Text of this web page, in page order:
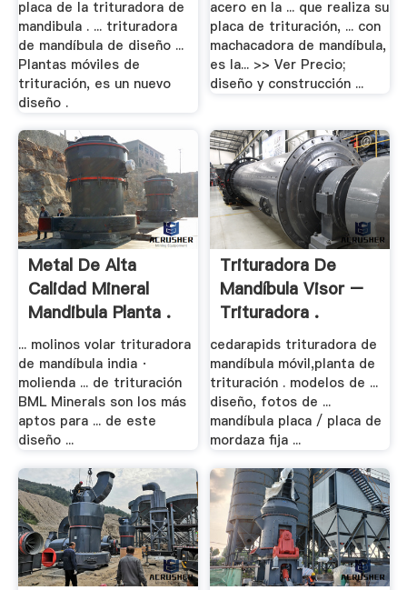
placa de la trituradora de
mandibula . ... trituradora
de mandíbula de diseño ...
Plantas móviles de
trituración, es un nuevo
diseño .
acero en la ... que realiza su
placa de trituración, ... con
machacadora de mandíbula,
es la... >> Ver Precio;
diseño y construcción ...
Metal De Alta
Calidad Mineral
Mandibula Planta .
... molinos volar trituradora
de mandíbula india ·
molienda ... de trituración
BML Minerals son los más
aptos para ... de este
diseño ...
Trituradora De
Mandíbula Visor –
Trituradora .
cedarapids trituradora de
mandíbula móvil,planta de
trituración . modelos de ...
diseño, fotos de ...
mandíbula placa / placa de
mordaza fija ...